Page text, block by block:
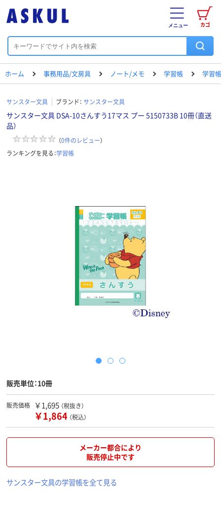
カゴ
メニュー
ホーム 事務用品/文房具 ノート/メモ 学習帳 学習帳
サンスター文具 ブランド： サンスター文具
サンスター文具 DSA-10さんすう17マス プー 5150733B 10冊（直送
品）
（0件のレビュー）
ランキングを見る：学習帳
販売単位：10冊
販売価格 ￥1,695 （税抜き）
￥1,864 （税込）
メーカー都合により
販売停止中です
サンスター文具の学習帳を全て見る